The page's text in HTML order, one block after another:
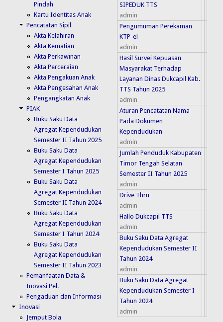
Pindah
Kartu Identitas Anak
Pencatatan Sipil
Akta Kelahiran
Akta Kematian
Akta Perkawinan
Akta Perceraian
Akta Pengakuan Anak
Akta Pengesahan Anak
Pengangkatan Anak
PIAK
Buku Saku Data
Agregat Kependudukan
Semester II Tahun 2025
Buku Saku Data
Agregat Kependudukan
Semester I Tahun 2025
Buku Saku Data
Agregat Kependudukan
Semester II Tahun 2024
Buku Saku Data
Agregat Kependudukan
Semester I Tahun 2024
Buku Saku Data
Agregat Kependudukan
Semester II Tahun 2023
Pemanfaatan Data &
Inovasi Pel.
Pengaduan dan Informasi
Inovasi
Jemput Bola
SIPEDUK TTS
admin
Pengumuman Perekaman
KTP-el
admin
Hasil Survei Kepuasan
Masyarakat Terhadap
Layanan Dinas Dukcapil Kab.
TTS Tahun 2025
admin
Aturan Pencatatan Nama
Pada Dokumen
Kependudukan
admin
Jumlah Penduduk Kabupaten
Timor Tengah Selatan
Semester II Tahun 2025
admin
Drive Thru
admin
Hallo Dukcapil TTS
admin
Buku Saku Data Agregat
Kependudukan Semester II
Tahun 2024
admin
Buku Saku Data Agregat
Kependudukan Semester I
Tahun 2024
admin